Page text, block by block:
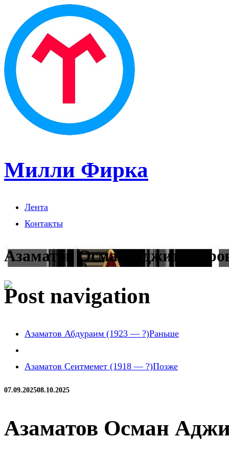
Милли Фирка
Лента
Контакты
Азаматов Осман
Post navigation
Азаматов Абдураим (1923 — ?)Раньше
Азаматов Сеитмемет (1918 — ?)Позже
07.09.202508.10.2025
Азаматов Осман